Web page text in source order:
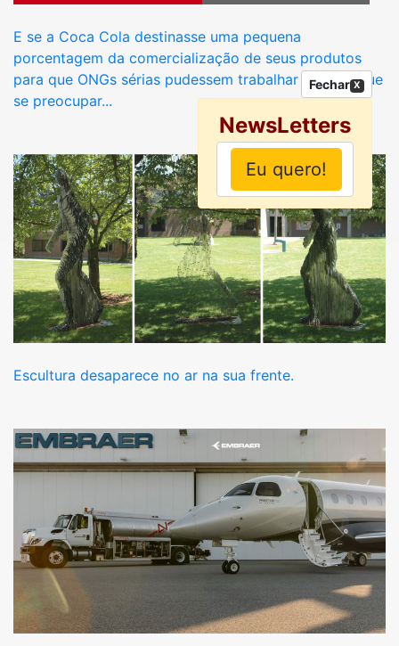
E se a Coca Cola destinasse uma pequena
porcentagem da comercialização de seus produtos
para que ONGs sérias pudessem trabalhar sem ter que
se preocupar...
Escultura desaparece no ar na sua frente.
Fechar X
NewsLetters